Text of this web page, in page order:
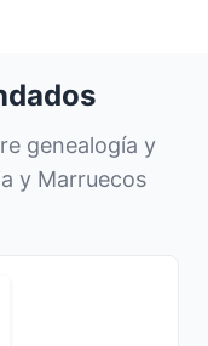
genealogía y
y Marruecos